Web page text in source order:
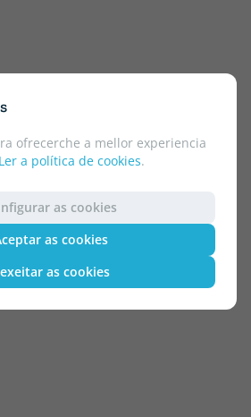
ofrecerche a mellor experiencia
Ler a política de cookies.
as cookies
as cookies
as cookies